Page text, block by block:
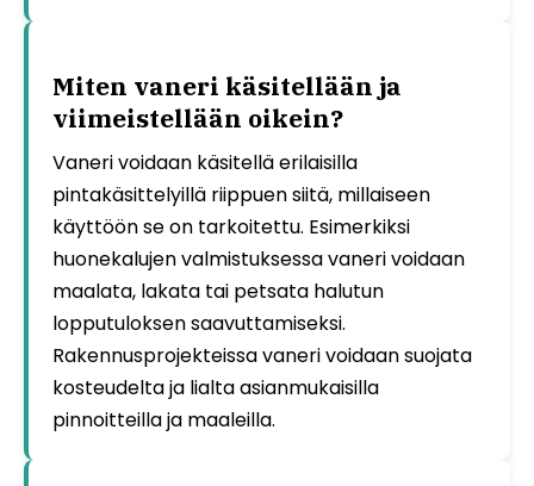
Miten vaneri käsitellään ja
viimeistellään oikein?
Vaneri voidaan käsitellä erilaisilla
pintakäsittelyillä riippuen siitä, millaiseen
käyttöön se on tarkoitettu. Esimerkiksi
huonekalujen valmistuksessa vaneri voidaan
maalata, lakata tai petsata halutun
lopputuloksen saavuttamiseksi.
Rakennusprojekteissa vaneri voidaan suojata
kosteudelta ja lialta asianmukaisilla
pinnoitteilla ja maaleilla.